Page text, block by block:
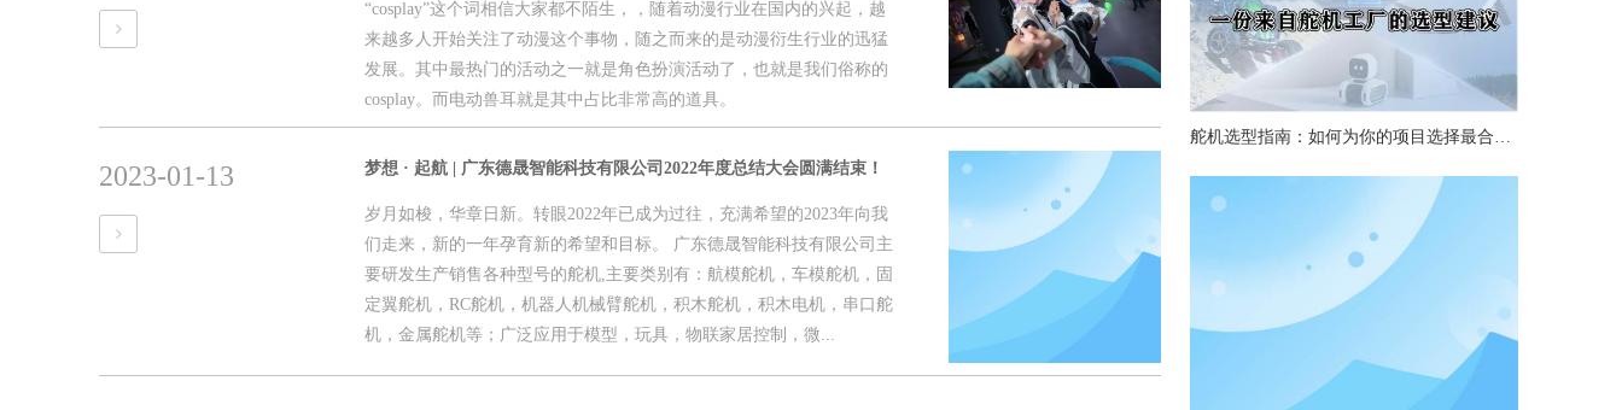
“cosplay”这个词相信大家都不陌生，，随着动漫行业在国内的兴起，越
来越多人开始关注了动漫这个事物，随之而来的是动漫衍生行业的迅猛
发展。其中最热门的活动之一就是角色扮演活动了，也就是我们俗称的
cosplay。而电动兽耳就是其中占比非常高的道具。
2023-01-13 梦想 · 起航 | 广东德晟智能科技有限公司2022年度总结大会圆满结束！
岁月如梭，华章日新。转眼2022年已成为过往，充满希望的2023年向我
们走来，新的一年孕育新的希望和目标。 广东德晟智能科技有限公司主
要研发生产销售各种型号的舵机,主要类别有：航模舵机，车模舵机，固
定翼舵机，RC舵机，机器人机械臂舵机，积木舵机，积木电机，串口舵
机，金属舵机等；广泛应用于模型，玩具，物联家居控制，微...
舵机选型指南：如何为你的项目选择最合适的舵机